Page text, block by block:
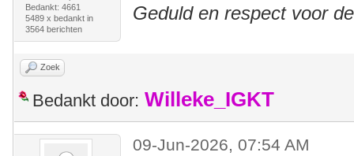
Bedankt: 4661
5489 x bedankt in
3564 berichten
Geduld en respect voor
Zoek
Bedankt door: Willeke_IGKT
09-Jun-2026, 07:54 AM